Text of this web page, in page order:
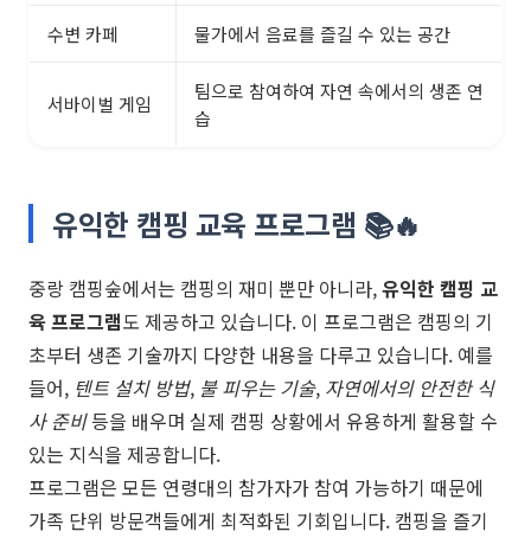
수변 카페 물가에서 음료를 즐길 수 있는 공간
서바이벌 게임
팀으로 참여하여 자연 속에서의 생존 연
습
유익한 캠핑 교육 프로그램 📚🔥
중랑 캠핑숲에서는 캠핑의 재미 뿐만 아니라,유익한 캠핑 교
육 프로그램도 제공하고 있습니다. 이 프로그램은 캠핑의 기
초부터 생존 기술까지 다양한 내용을 다루고 있습니다. 예를
들어, 텐트 설치 방법, 불 피우는 기술, 자연에서의 안전한 식
사 준비등을 배우며 실제 캠핑 상황에서 유용하게 활용할 수
있는 지식을 제공합니다.
프로그램은 모든 연령대의 참가자가 참여 가능하기 때문에
가족 단위 방문객들에게 최적화된 기회입니다. 캠핑을 즐기